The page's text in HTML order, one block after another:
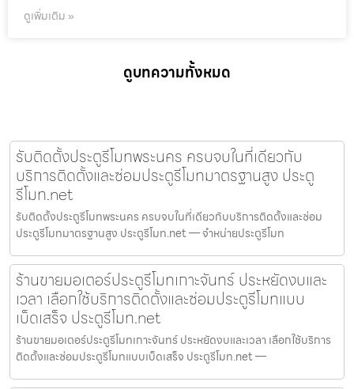
ดูเพิ่มเติม »
ดูบทความทั้งหมด
รับติดตั้งประตูรีโมทพระนคร ครบจบในที่เดียวกับ
บริการติดตั้งและซ่อมประตูรีโมทมาตรฐานสูง ประตู
รีโมท.net
รับติดตั้งประตูรีโมทพระนคร ครบจบในที่เดียวกับบริการติดตั้งและซ่อม
ประตูรีโมทมาตรฐานสูง ประตูรีโมท.net — จำหน่ายประตูรีโมท
ร้านขายมอเตอร์ประตูรีโมทเกาะจันทร์ ประหยัดงบและ
เวลา เลือกใช้บริการติดตั้งและซ่อมประตูรีโมทแบบ
เบ็ดเสร็จ ประตูรีโมท.net
ร้านขายมอเตอร์ประตูรีโมทเกาะจันทร์ ประหยัดงบและเวลา เลือกใช้บริการ
ติดตั้งและซ่อมประตูรีโมทแบบเบ็ดเสร็จ ประตูรีโมท.net —